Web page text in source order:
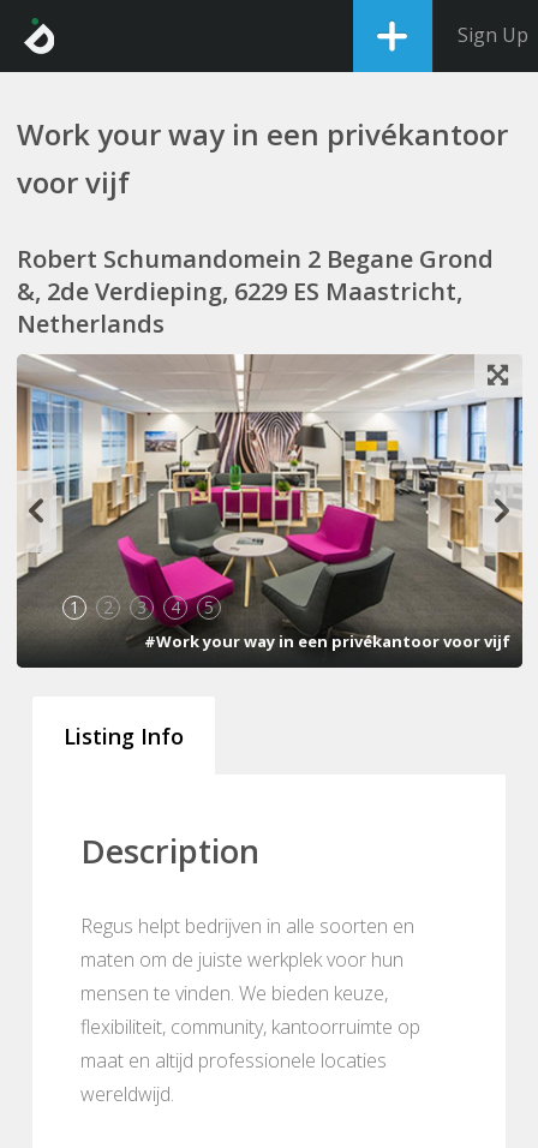
Sign Up
Work your way in een privékantoor
voor vijf
Robert Schumandomein 2 Begane Grond
&, 2de Verdieping, 6229 ES Maastricht,
Netherlands
1 2 3 4 5
#Work your way in een privékantoor voor vijf
Listing Info
Description
Regus helpt bedrijven in alle soorten en
maten om de juiste werkplek voor hun
mensen te vinden. We bieden keuze,
flexibiliteit, community, kantoorruimte op
maat en altijd professionele locaties
wereldwijd.